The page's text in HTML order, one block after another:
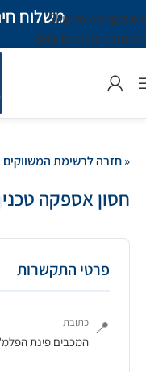
Skip to navigation
Skip to main content
משלוח
« חזרה לרשימת המשווקים
חסון אספקה טכני
פרטי התקשרות
📍 כתובת
המכבים פינת הפלמ"ח 3, אור